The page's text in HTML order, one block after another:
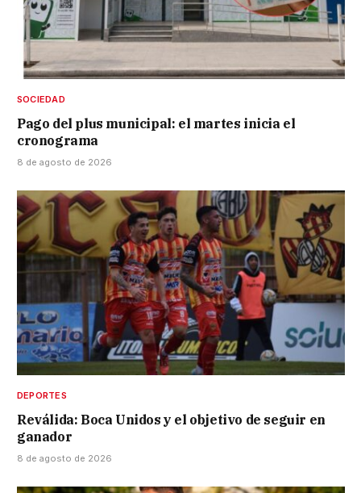
SOCIEDAD
Pago del plus municipal: el martes inicia el
cronograma
8 de agosto de 2026
DEPORTES
Reválida: Boca Unidos y el objetivo de seguir en
ganador
8 de agosto de 2026